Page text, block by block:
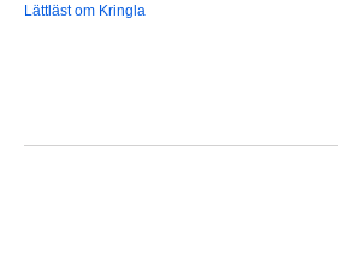
Lättläst om Kringla